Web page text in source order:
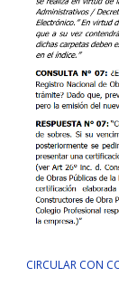
CIRCULAR CON